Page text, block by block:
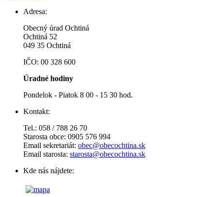
Adresa:
Obecný úrad Ochtiná
Ochtiná 52
049 35 Ochtiná
IČO: 00 328 600
Úradné hodiny
Pondelok - Piatok 8 00 - 15 30 hod.
Kontakt:
Tel.: 058 / 788 26 70
Starosta obce: 0905 576 994
Email sekretariát: obec@obecochtina.sk
Email starosta: starosta@obecochtina.sk
Kde nás nájdete: